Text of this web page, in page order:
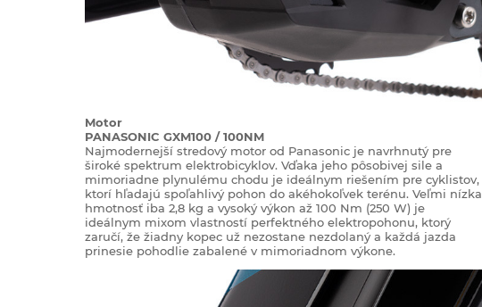
Motor
PANASONIC GXM100 / 100NM
Najmodernejší stredový motor od Panasonic je navrhnutý pre
široké spektrum elektrobicyklov. Vďaka jeho pôsobivej sile a
mimoriadne plynulému chodu je ideálnym riešením pre cyklistov,
ktorí hľadajú spoľahlivý pohon do akéhokoľvek terénu. Veľmi nízka
hmotnosť iba 2,8 kg a vysoký výkon až 100 Nm (250 W) je
ideálnym mixom vlastností perfektného elektropohonu, ktorý
zaručí, že žiadny kopec už nezostane nezdolaný a každá jazda
prinesie pohodlie zabalené v mimoriadnom výkone.